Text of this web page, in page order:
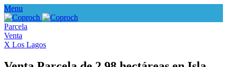
Menu
Parcela
Venta
X Los Lagos